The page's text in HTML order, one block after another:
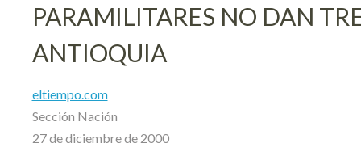
PARAMILITARES NO DAN
ANTIOQUIA
eltiempo.com
Sección Nación
27 de diciembre de 2000